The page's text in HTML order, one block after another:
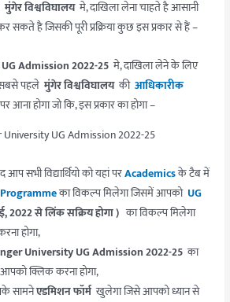
मुंगेर विश्वविघालय मे, दाखिला लेना चाहते है आसानी
सकते है जिसकी पूरी प्रक्रिया कुछ इस प्रकार से हैं –
Admission 2022-25 मे, दाखिला लेने के लिए
सबसे पहले मुंगेर विश्वविघालय की आधिकारीक
आना होगा जो कि, इस प्रकार का होगा –
सभी विद्यार्थियो को यहां परAcademicsके टैब में
का विकल्प मिलेगा जिसमें आपको UG
2022 से लिंक सक्रिय होगा ) का विकल्प मिलेगा
होगा,
University UG Admission 2022-25 का
क्लिक करना होगा,
सामनेएडमिशन फॉर्म खुलेगा जिसे आपको ध्यान से